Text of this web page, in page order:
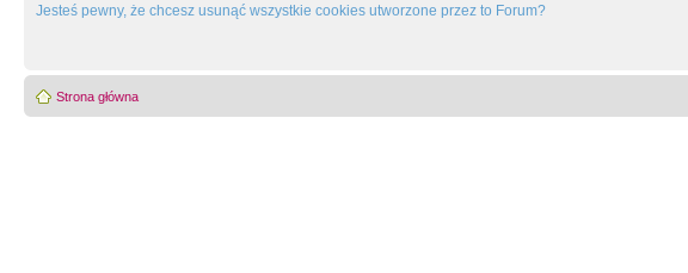
Jesteś pewny, że chcesz usunąć wszystkie cookies utworzone przez to Forum?
Strona główna